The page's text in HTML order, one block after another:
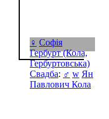
♀ Софія
Гербурт (Кола,
Гербуртовська)
Свадба: ♂ w Ян
Павлович Кола